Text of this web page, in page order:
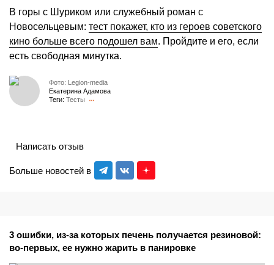
В горы с Шуриком или служебный роман с
Новосельцевым: тест покажет, кто из героев советского
кино больше всего подошел вам. Пройдите и его, если
есть свободная минутка.
Фото: Legion-media
Екатерина Адамова
Теги: Тесты
Больше новостей в
Написать отзыв
3 ошибки, из-за которых печень получается резиновой:
во-первых, ее нужно жарить в панировке